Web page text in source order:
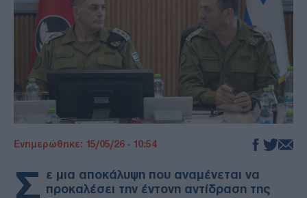
ΑΡΘΡΟΓΡΑΦΙΑ
Ενημερώθηκε: 15/05/26 - 10:54
Σ ε μια αποκάλυψη που αναμένεται να
προκαλέσει την έντονη αντίδραση της